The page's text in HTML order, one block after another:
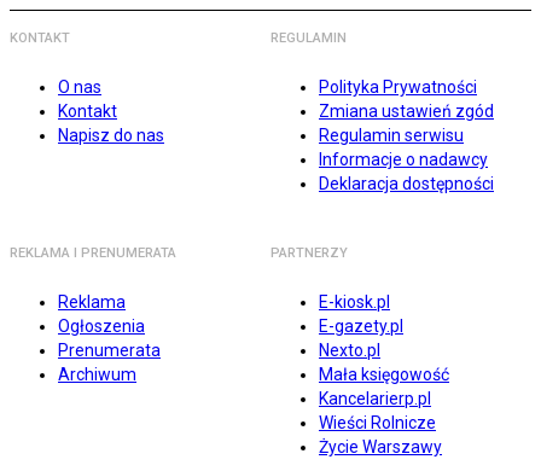
KONTAKT
O nas
Kontakt
Napisz do nas
REGULAMIN
Polityka Prywatności
Zmiana ustawień zgód
Regulamin serwisu
Informacje o nadawcy
Deklaracja dostępności
REKLAMA I PRENUMERATA
Reklama
Ogłoszenia
Prenumerata
Archiwum
PARTNERZY
E-kiosk.pl
E-gazety.pl
Nexto.pl
Mała księgowość
Kancelarierp.pl
Wieści Rolnicze
Życie Warszawy